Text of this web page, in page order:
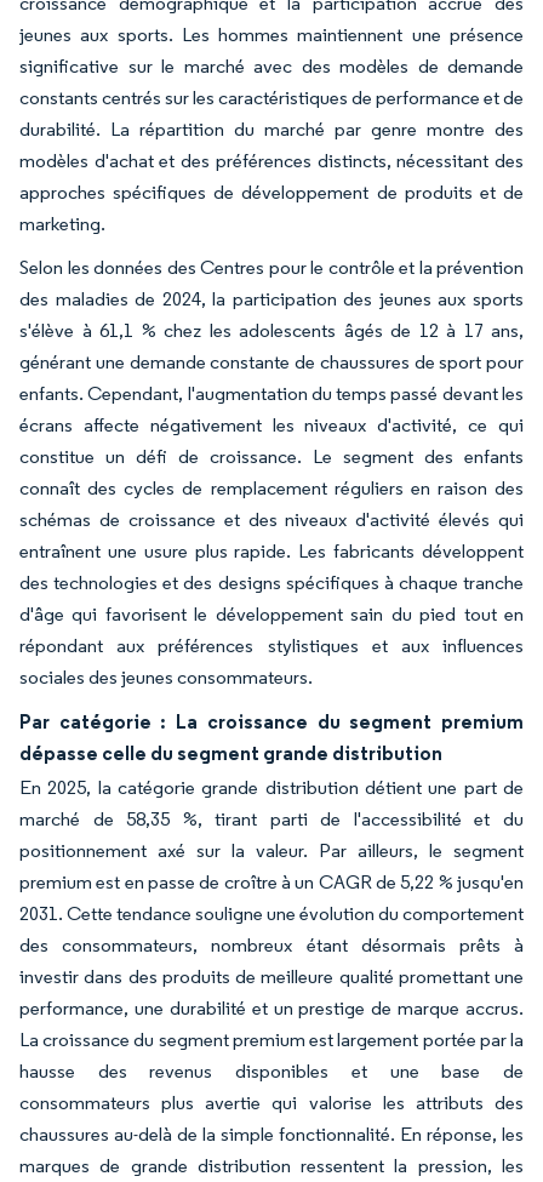
jeunes aux sports. Les hommes maintiennent une présence
significative sur le marché avec des modèles de demande
constants centrés sur les caractéristiques de performance et de
durabilité. La répartition du marché par genre montre des
modèles d'achat et des préférences distincts, nécessitant des
approches spécifiques de développement de produits et de
marketing.
Selon les données des Centres pour le contrôle et la prévention
des maladies de 2024, la participation des jeunes aux sports
s'élève à 61,1 % chez les adolescents âgés de 12 à 17 ans,
générant une demande constante de chaussures de sport pour
enfants. Cependant, l'augmentation du temps passé devant les
écrans affecte négativement les niveaux d'activité, ce qui
constitue un défi de croissance. Le segment des enfants
connaît des cycles de remplacement réguliers en raison des
schémas de croissance et des niveaux d'activité élevés qui
entraînent une usure plus rapide. Les fabricants développent
des technologies et des designs spécifiques à chaque tranche
d'âge qui favorisent le développement sain du pied tout en
répondant aux préférences stylistiques et aux influences
sociales des jeunes consommateurs.
Par catégorie : La croissance du segment premium
dépasse celle du segment grande distribution
En 2025, la catégorie grande distribution détient une part de
marché de 58,35 %, tirant parti de l'accessibilité et du
positionnement axé sur la valeur. Par ailleurs, le segment
premium est en passe de croître à un CAGR de 5,22 % jusqu'en
2031. Cette tendance souligne une évolution du comportement
des consommateurs, nombreux étant désormais prêts à
investir dans des produits de meilleure qualité promettant une
performance, une durabilité et un prestige de marque accrus.
La croissance du segment premium est largement portée par la
hausse des revenus disponibles et une base de
consommateurs plus avertie qui valorise les attributs des
chaussures au-delà de la simple fonctionnalité. En réponse, les
marques de grande distribution ressentent la pression, les